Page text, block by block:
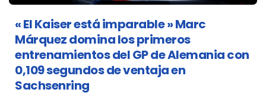
« El Kaiser está imparable » Marc
Márquez domina los primeros
entrenamientos del GP de Alemania con
0,109 segundos de ventaja en
Sachsenring